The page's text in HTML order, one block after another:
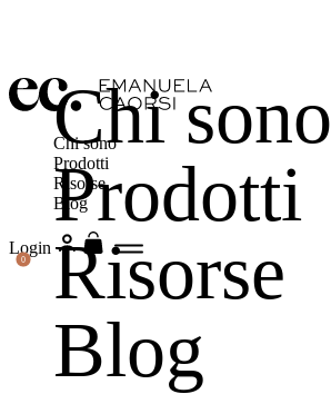
Chi sono
Prodotti
Risorse
Blog
Login
0
Chi sono
Prodotti
Risorse
Blog